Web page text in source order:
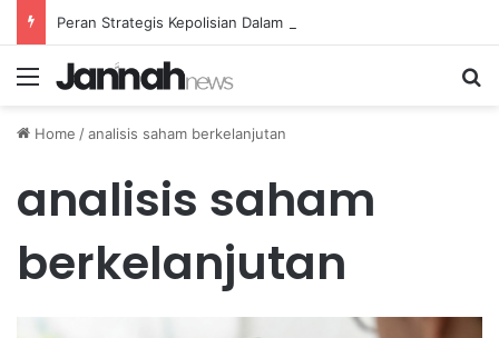
Menu
Home /analisis saham berkelanjutan
analisis saham
berkelanjutan